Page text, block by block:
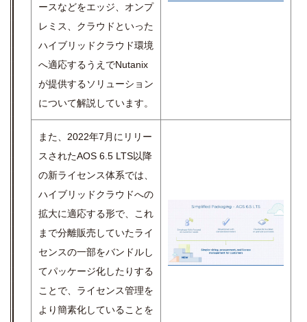
ースなどをエッジ、オンプ
レミス、クラウドといった
ハイブリッドクラウド環境
へ適応するうえでNutanix
が提供するソリューション
について解説しています。
また、2022年7月にリリー
スされたAOS 6.5 LTS以降
の新ライセンス体系では、
ハイブリッドクラウドへの
拡大に適応する形で、これ
まで分離販売していたライ
センスの一部をバンドルし
てパッケージ化したりする
ことで、ライセンス管理を
より簡素化していることを